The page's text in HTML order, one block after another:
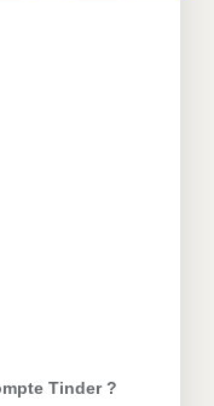
Tinder ?